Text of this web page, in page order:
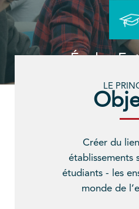
Écoles-
LE
Créer du
établissements
étudiants - les
monde de